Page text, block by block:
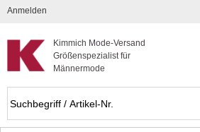
Kompletten Head der Seite überspringen
Kimmich Mode-Versand
Größenspezialist für
Männermode
Anmelden